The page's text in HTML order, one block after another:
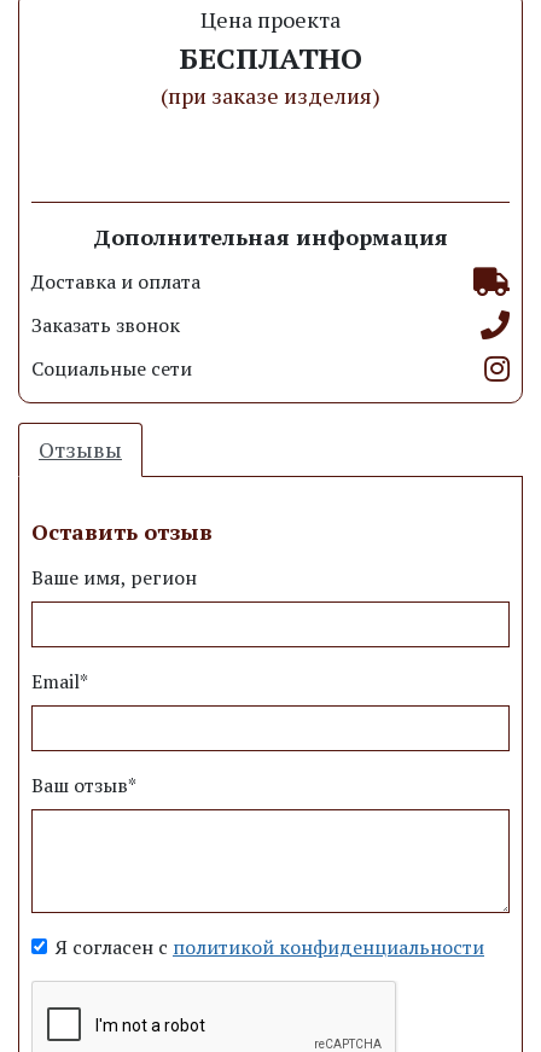
Цена проекта
БЕСПЛАТНО
(при заказе изделия)
Дополнительная информация
Доставка и оплата
Заказать звонок
Социальные сети
Отзывы
Оставить отзыв
Ваше имя, регион
Email*
Ваш отзыв*
Я согласен с политикой конфиденциальности